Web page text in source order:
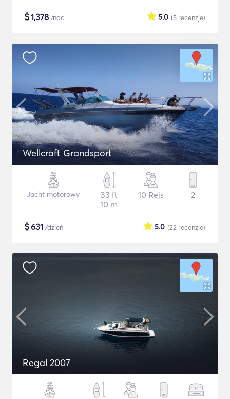
$1,378 /noc (5 recenzje)
5.0
Wellcraft Grandsport
Jacht motorowy
33 ft
10 m
10 Rejs 2
$631 /dzień (22 recenzje)
5.0
Regal 2007